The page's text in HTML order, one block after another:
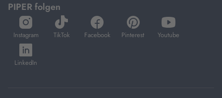
PIPER folgen
Instagram
öffnet
in
neuem
Tab
TikTok
öffnet
in
Facebook
öffnet
in
Pinterest
öffnet
in
Youtube
öffnet
in
LinkedIn
öffnet
in